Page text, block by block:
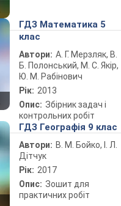
ГДЗ Математика 5
клас
Автори: А. Г. Мерзляк, В.
Б. Полонський, М. С. Якір,
Ю. М. Рабінович
Рік: 2013
Опис: Збірник задач і
контрольних робіт
ГДЗ Географія 9 клас
Автори: В. М. Бойко, І. Л.
Дітчук
Рік: 2017
Опис: Зошит для
практичних робіт